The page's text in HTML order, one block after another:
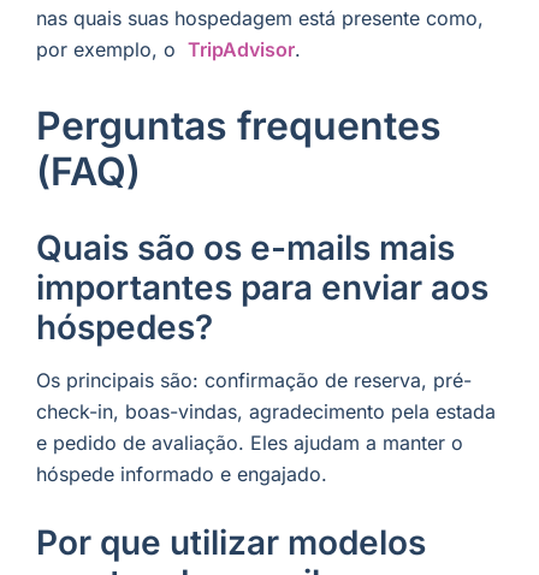
nas quais suas hospedagem está presente como,
por exemplo, o TripAdvisor.
Perguntas frequentes
(FAQ)
Quais são os e-mails mais
importantes para enviar aos
hóspedes?
Os principais são: confirmação de reserva, pré-
check-in, boas-vindas, agradecimento pela estada
e pedido de avaliação. Eles ajudam a manter o
hóspede informado e engajado.
Por que utilizar modelos